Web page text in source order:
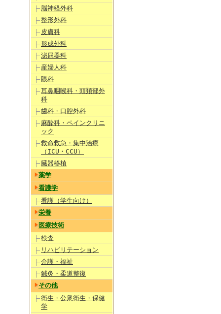
脳神経外科
整形外科
皮膚科
形成外科
泌尿器科
産婦人科
眼科
耳鼻咽喉科・頭頚部外
科
歯科・口腔外科
麻酔科・ペインクリニ
ック
救命救急・集中治療
（ICU・CCU）
臓器移植
薬学
看護学
看護（学生向け）
栄養
医療技術
検査
リハビリテーション
介護・福祉
鍼灸・柔道整復
その他
衛生・公衆衛生・保健
学